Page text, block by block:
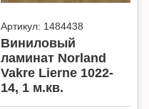
Артикул: 1484438
Виниловый
ламинат Norland
Vakre Lierne 1022-
14, 1 м.кв.